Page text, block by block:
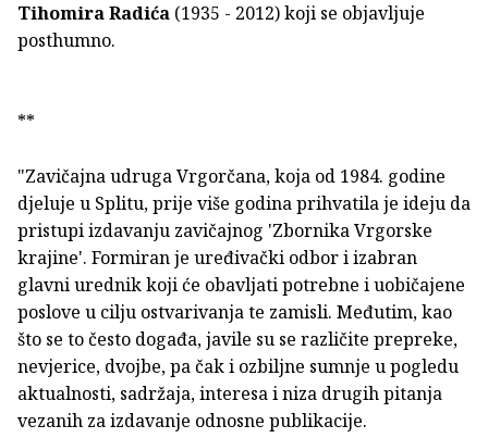
Tihomira Radića (1935 - 2012) koji se objavljuje
posthumno.
**
"Zavičajna udruga Vrgorčana, koja od 1984. godine
djeluje u Splitu, prije više godina prihvatila je ideju da
pristupi izdavanju zavičajnog 'Zbornika Vrgorske
krajine'. Formiran je uređivački odbor i izabran
glavni urednik koji će obavljati potrebne i uobičajene
poslove u cilju ostvarivanja te zamisli. Međutim, kao
što se to često događa, javile su se različite prepreke,
nevjerice, dvojbe, pa čak i ozbiljne sumnje u pogledu
aktualnosti, sadržaja, interesa i niza drugih pitanja
vezanih za izdavanje odnosne publikacije.